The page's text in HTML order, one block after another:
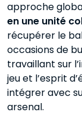
approche
en une unité
récupérer le
occasions de
travaillant sur
jeu et l’esprit
intégrer avec
arsenal.